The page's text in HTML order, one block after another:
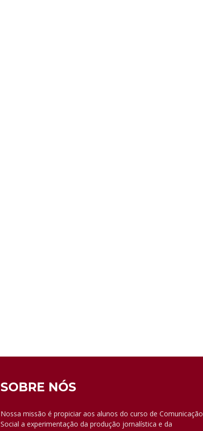
SOBRE NÓS
Nossa missão é propiciar aos alunos do curso de Comunicação
Social a experimentação da produção jornalística e da